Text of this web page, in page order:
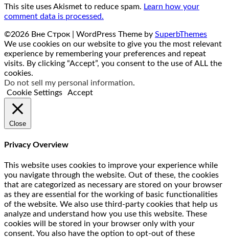
This site uses Akismet to reduce spam. Learn how your
comment data is processed.
©2026 Вне Строк | WordPress Theme by SuperbThemes
We use cookies on our website to give you the most relevant
experience by remembering your preferences and repeat
visits. By clicking “Accept”, you consent to the use of ALL the
cookies.
Do not sell my personal information.
Cookie Settings
Accept
Close
Privacy Overview
This website uses cookies to improve your experience while
you navigate through the website. Out of these, the cookies
that are categorized as necessary are stored on your browser
as they are essential for the working of basic functionalities
of the website. We also use third-party cookies that help us
analyze and understand how you use this website. These
cookies will be stored in your browser only with your
consent. You also have the option to opt-out of these